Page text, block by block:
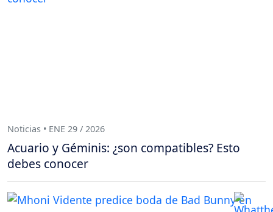
Noticias • ENE 29 / 2026
Acuario y Géminis: ¿son compatibles? Esto
debes conocer